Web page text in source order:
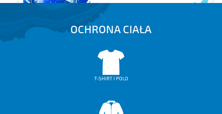
OCHRONA CIAŁA
OCHRONA CIAŁA
T-SHIRT I POLO